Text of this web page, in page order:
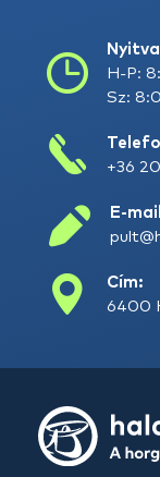
H-P:
Sz:
+36
E-
Cím:
6400